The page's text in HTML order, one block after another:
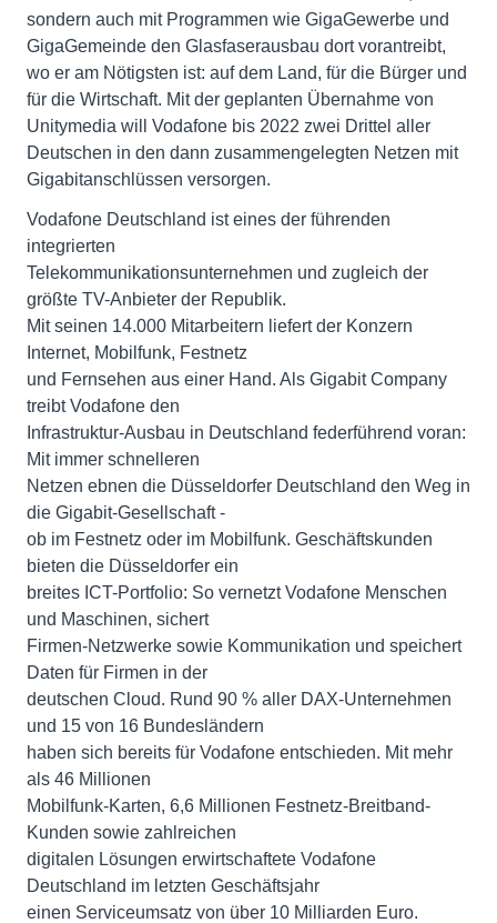
sondern auch mit Programmen wie GigaGewerbe und
GigaGemeinde den Glasfaserausbau dort vorantreibt,
wo er am Nötigsten ist: auf dem Land, für die Bürger und
für die Wirtschaft. Mit der geplanten Übernahme von
Unitymedia will Vodafone bis 2022 zwei Drittel aller
Deutschen in den dann zusammengelegten Netzen mit
Gigabitanschlüssen versorgen.
Vodafone Deutschland ist eines der führenden
integrierten
Telekommunikationsunternehmen und zugleich der
größte TV-Anbieter der Republik.
Mit seinen 14.000 Mitarbeitern liefert der Konzern
Internet, Mobilfunk, Festnetz
und Fernsehen aus einer Hand. Als Gigabit Company
treibt Vodafone den
Infrastruktur-Ausbau in Deutschland federführend voran:
Mit immer schnelleren
Netzen ebnen die Düsseldorfer Deutschland den Weg in
die Gigabit-Gesellschaft -
ob im Festnetz oder im Mobilfunk. Geschäftskunden
bieten die Düsseldorfer ein
breites ICT-Portfolio: So vernetzt Vodafone Menschen
und Maschinen, sichert
Firmen-Netzwerke sowie Kommunikation und speichert
Daten für Firmen in der
deutschen Cloud. Rund 90 % aller DAX-Unternehmen
und 15 von 16 Bundesländern
haben sich bereits für Vodafone entschieden. Mit mehr
als 46 Millionen
Mobilfunk-Karten, 6,6 Millionen Festnetz-Breitband-
Kunden sowie zahlreichen
digitalen Lösungen erwirtschaftete Vodafone
Deutschland im letzten Geschäftsjahr
einen Serviceumsatz von über 10 Milliarden Euro.